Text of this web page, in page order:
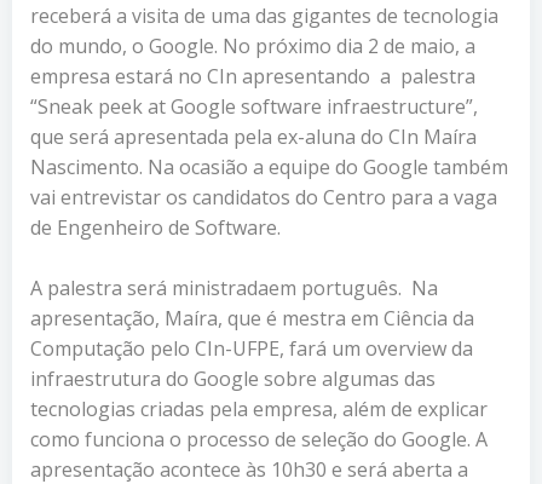
receberá a visita de uma das gigantes de tecnologia
do mundo, o Google. No próximo dia 2 de maio, a
empresa estará no CIn apresentando a palestra
“Sneak peek at Google software infraestructure”,
que será apresentada pela ex-aluna do CIn Maíra
Nascimento. Na ocasião a equipe do Google também
vai entrevistar os candidatos do Centro para a vaga
de Engenheiro de Software.
A palestra será ministradaem português. Na
apresentação, Maíra, que é mestra em Ciência da
Computação pelo CIn-UFPE, fará um overview da
infraestrutura do Google sobre algumas das
tecnologias criadas pela empresa, além de explicar
como funciona o processo de seleção do Google. A
apresentação acontece às 10h30 e será aberta a